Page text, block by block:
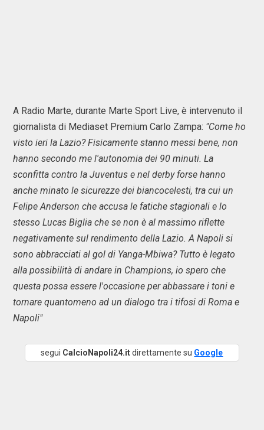
A Radio Marte, durante Marte Sport Live, è intervenuto il
giornalista di Mediaset Premium Carlo Zampa: "Come ho
visto ieri la Lazio? Fisicamente stanno messi bene, non
hanno secondo me l'autonomia dei 90 minuti. La
sconfitta contro la Juventus e nel derby forse hanno
anche minato le sicurezze dei biancocelesti, tra cui un
Felipe Anderson che accusa le fatiche stagionali e lo
stesso Lucas Biglia che se non è al massimo riflette
negativamente sul rendimento della Lazio. A Napoli si
sono abbracciati al gol di Yanga-Mbiwa? Tutto è legato
alla possibilità di andare in Champions, io spero che
questa possa essere l'occasione per abbassare i toni e
tornare quantomeno ad un dialogo tra i tifosi di Roma e
Napoli"
segui CalcioNapoli24.itdirettamente su Google